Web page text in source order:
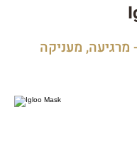
מרגיעה, מעניקה